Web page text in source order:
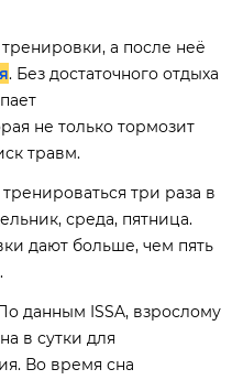
а после неё
. Без достаточного отдыха
не только тормозит
травм.
три раза в
среда, пятница.
дают больше, чем пять
данным ISSA, взрослому
в сутки для
Во время сна